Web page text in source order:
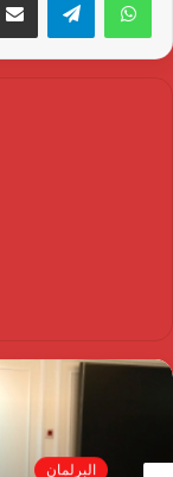
البرلمان